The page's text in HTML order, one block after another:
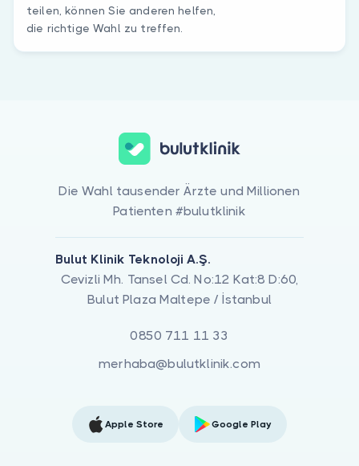
teilen, können Sie anderen helfen,
die richtige Wahl zu treffen.
Die Wahl tausender Ärzte und Millionen
Patienten #bulutklinik
Bulut Klinik Teknoloji A.Ş.
Cevizli Mh. Tansel Cd. No:12 Kat:8 D:60,
Bulut Plaza Maltepe / İstanbul
0850 711 11 33
merhaba@bulutklinik.com
Apple Store Google Play